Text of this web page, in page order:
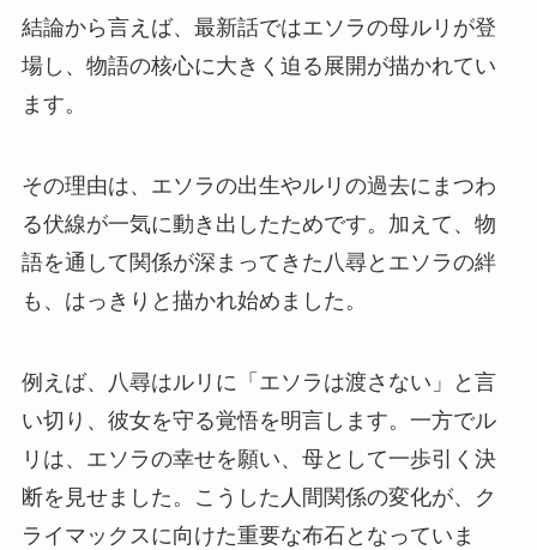
結論から言えば、最新話ではエソラの母ルリが登
場し、物語の核心に大きく迫る展開が描かれてい
ます。
その理由は、エソラの出生やルリの過去にまつわ
る伏線が一気に動き出したためです。加えて、物
語を通して関係が深まってきた八尋とエソラの絆
も、はっきりと描かれ始めました。
例えば、八尋はルリに「エソラは渡さない」と言
い切り、彼女を守る覚悟を明言します。一方でル
リは、エソラの幸せを願い、母として一歩引く決
断を見せました。こうした人間関係の変化が、ク
ライマックスに向けた重要な布石となっていま